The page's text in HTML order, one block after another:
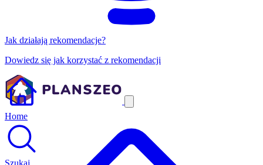
Jak działają rekomendacje?
Dowiedz się jak korzystać z rekomendacji
Home
Szukaj